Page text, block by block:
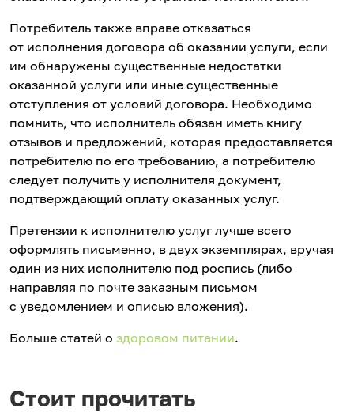
Потребитель также вправе отказаться
от исполнения договора об оказании услуги, если
им обнаружены существенные недостатки
оказанной услуги или иные существенные
отступления от условий договора. Необходимо
помнить, что исполнитель обязан иметь книгу
отзывов и предложений, которая предоставляется
потребителю по его требованию, а потребителю
следует получить у исполнителя документ,
подтверждающий оплату оказанных услуг.
Претензии к исполнителю услуг лучше всего
оформлять письменно, в двух экземплярах, вручая
один из них исполнителю под роспись (либо
направляя по почте заказным письмом
с уведомлением и описью вложения).
Больше статей о здоровом питании.
Стоит прочитать